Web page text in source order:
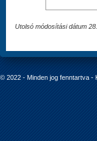
Utolsó módosítási dátum
© 2022 - Minden jog fenntartva -